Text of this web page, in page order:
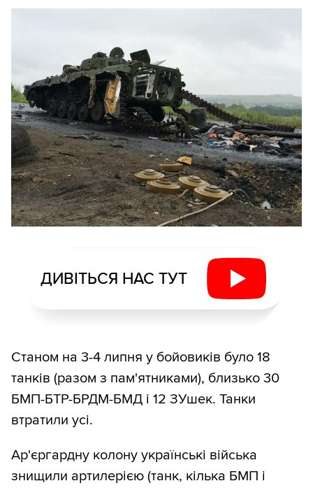
ДИВІТЬСЯ НАС ТУТ
Станом на 3-4 липня у бойовиків було 18
танків (разом з пам'ятниками), близько 30
БМП-БТР-БРДМ-БМД і 12 ЗУшек. Танки
втратили усі.
Ар'єргардну колону українські війська
знищили артилерією (танк, кілька БМП і